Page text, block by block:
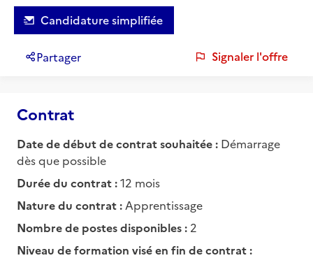
Candidature simplifiée
Partager Signaler l'offre
Contrat
Date de début de contrat souhaitée : Démarrage
dès que possible
Durée du contrat :12 mois
Nature du contrat : Apprentissage
Nombre de postes disponibles : 2
Niveau de formation visé en fin de contrat :